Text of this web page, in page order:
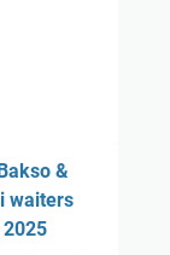
&
waiters